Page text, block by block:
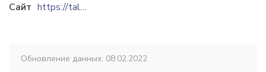
Сайт
https://talvi-ukraine.com
Обновление данных: 08.02.2022